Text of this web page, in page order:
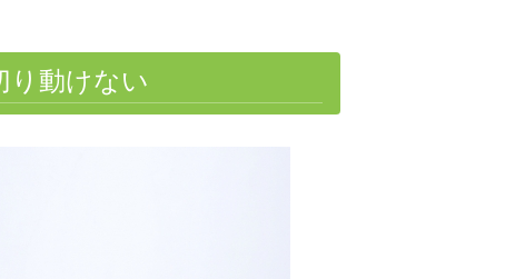
り動けない